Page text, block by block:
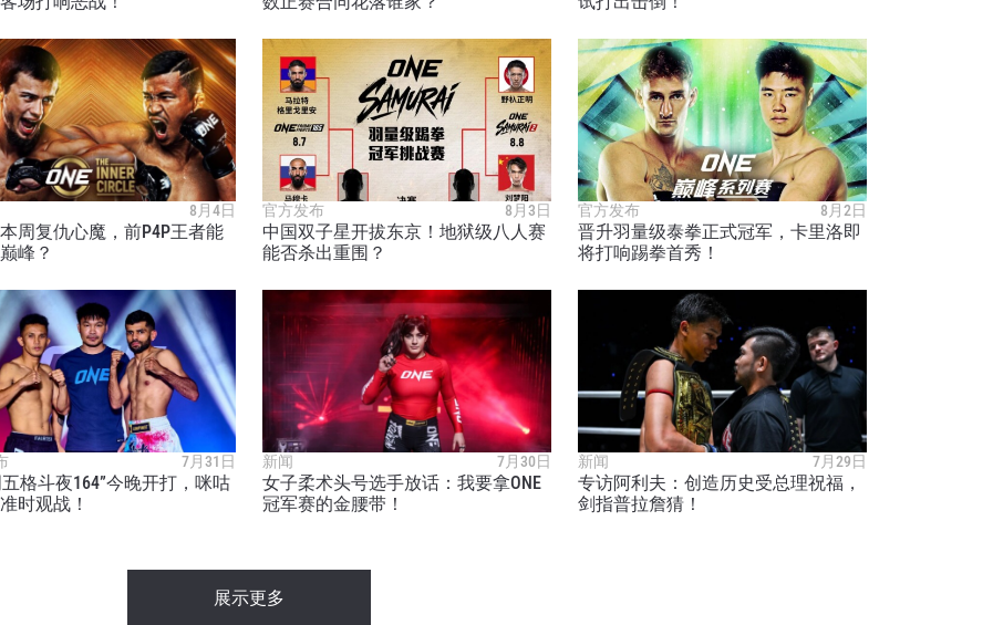
8月4日
周复仇心魔，前P4P王者能
峰？
官方发布 8月3日
中国双子星开拔东京！地狱级八人赛
能否杀出重围？
官方发布 8月2日
晋升羽量级泰拳正式冠军，卡里洛即
将打响踢拳首秀！
7月31日
五格斗夜164”今晚开打，咪咕
时观战！
新闻 7月30日
女子柔术头号选手放话：我要拿ONE
冠军赛的金腰带！
新闻 7月29日
专访阿利夫：创造历史受总理祝福，
剑指普拉詹猜！
展示更多